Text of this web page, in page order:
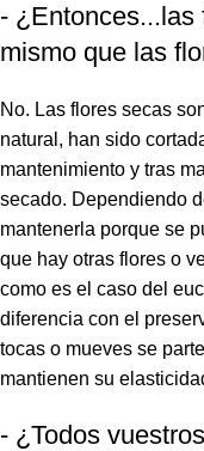
- ¿Entonces...las
mismo que las
No. Las flores secas
natural, han sido
mantenimiento y tras
secado. Dependiendo
mantenerla porque se
que hay otras flores o
como es el caso del
diferencia con el
tocas o mueves se
mantienen su
- ¿Todos